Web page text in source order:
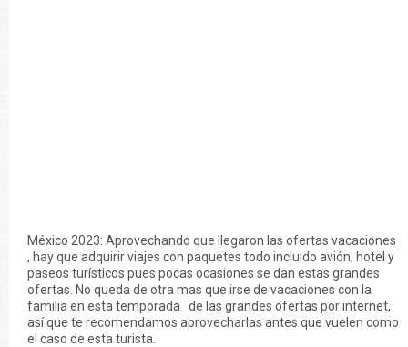
México 2023: Aprovechando que llegaron las ofertas vacaciones
, hay que adquirir viajes con paquetes todo incluido avión, hotel y
paseos turísticos pues pocas ocasiones se dan estas grandes
ofertas. No queda de otra mas que irse de vacaciones con la
familia en esta temporada de las grandes ofertas por internet,
así que te recomendamos aprovecharlas antes que vuelen como
el caso de esta turista.